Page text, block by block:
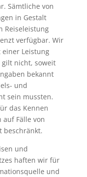
Sämtliche von
in Gestalt
Reiseleistung
verfügbar. Wir
Leistung
gilt nicht, soweit
bekannt
und
sein mussten.
das Kennen
auf Fälle von
beschränkt.
und
haften wir für
und